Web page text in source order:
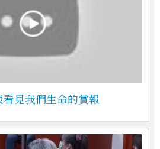
見我們生命的賞報